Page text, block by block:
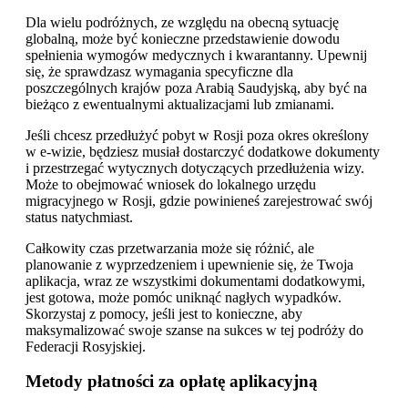
Dla wielu podróżnych, ze względu na obecną sytuację
globalną, może być konieczne przedstawienie dowodu
spełnienia wymogów medycznych i kwarantanny. Upewnij
się, że sprawdzasz wymagania specyficzne dla
poszczególnych krajów poza Arabią Saudyjską, aby być na
bieżąco z ewentualnymi aktualizacjami lub zmianami.
Jeśli chcesz przedłużyć pobyt w Rosji poza okres określony
w e-wizie, będziesz musiał dostarczyć dodatkowe dokumenty
i przestrzegać wytycznych dotyczących przedłużenia wizy.
Może to obejmować wniosek do lokalnego urzędu
migracyjnego w Rosji, gdzie powinieneś zarejestrować swój
status natychmiast.
Całkowity czas przetwarzania może się różnić, ale
planowanie z wyprzedzeniem i upewnienie się, że Twoja
aplikacja, wraz ze wszystkimi dokumentami dodatkowymi,
jest gotowa, może pomóc uniknąć nagłych wypadków.
Skorzystaj z pomocy, jeśli jest to konieczne, aby
maksymalizować swoje szanse na sukces w tej podróży do
Federacji Rosyjskiej.
Metody płatności za opłatę aplikacyjną